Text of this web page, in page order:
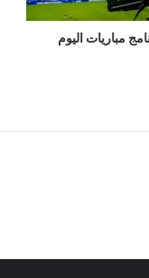
مباريات اليوم